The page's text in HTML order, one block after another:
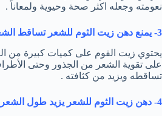
نعومته وجعله اكثر صحة وحيوية ولمعاناً .
3- يمنع دهن زيت الثوم للشعر تساقط الشعر وزيادة كثافته :
يحتوي زيت القوم على كميات كبيرة من
على تقوية الشعر من الجذور وحتى
تساقطه ويزيد من كثافته .
4- دهن زيت الثوم للشعر يزيد طول الشعر :